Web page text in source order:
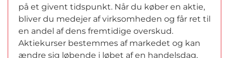
på et givent tidspunkt. Når du køber en aktie,
bliver du medejer af virksomheden og får ret til
en andel af dens fremtidige overskud.
Aktiekurser bestemmes af markedet og kan
ændre sig løbende i løbet af en handelsdag,